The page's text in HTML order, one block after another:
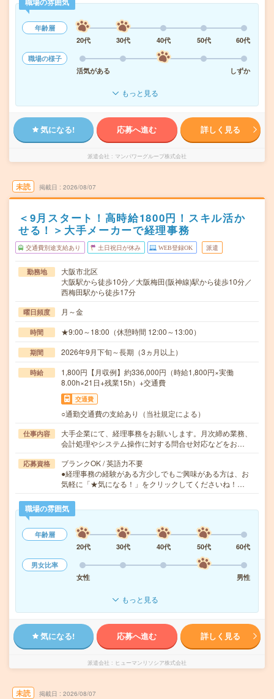
年齢層
20代
30代 40代 50代
60代
職場の様子
活気がある
しずか
もっと見る
気になる! 応募へ進む 詳しく見る
派遣会社 マンパワーグループ株式会社
未読 掲載日 2026/08/07
＜9月スタート！高時給1800円！スキル活か
せる！＞大手メーカーで経理事務
交通費別途支給あり 土日祝日が休み WEB登録OK 派遣
勤務地
大阪市北区
大阪駅から徒歩10分／大阪梅田(阪神線)駅から徒歩10分／
西梅田駅から徒歩17分
曜日頻度 月～金
時間 ★9:00～18:00（休憩時間 12:00～13:00）
期間 2026年9月下旬～長期（3ヵ月以上）
時給
1,800円【月収例】約336,000円（時給1,800円×実働
8.00h×21日+残業15h）+交通費
交通費
○通勤交通費の支給あり（当社規定による）
仕事内容
大手企業にて、経理事務をお願いします。月次締め業務、
会計処理やシステム操作に対する問合せ対応などをお…
応募資格
ブランクOK / 英語力不要
●経理事務の経験がある方少しでもご興味がある方は、お
気軽に「★気になる！」をクリックしてくださいね！…
職場の雰囲気
年齢層
20代
30代 40代 50代
60代
男女比率
女性
男性
もっと見る
気になる! 応募へ進む 詳しく見る
派遣会社 ヒューマンリソシア株式会社
未読 掲載日 2026/08/07